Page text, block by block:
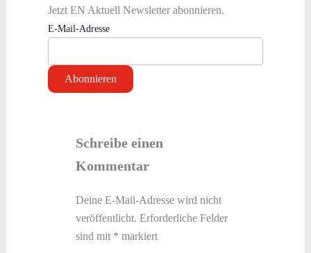
Jetzt EN Aktuell Newsletter abonnieren.
E-Mail-Adresse
Schreibe einen
Kommentar
Deine E-Mail-Adresse wird nicht
veröffentlicht. Erforderliche Felder
sind mit * markiert